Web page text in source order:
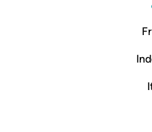
لَّهُۥ عِوَجَاۜ ١